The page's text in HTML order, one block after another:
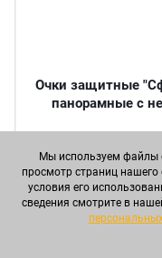
Очки защитные
панорамные с
Круп.
Мы используем файлы
просмотр страниц
условия его
сведения смотрите в